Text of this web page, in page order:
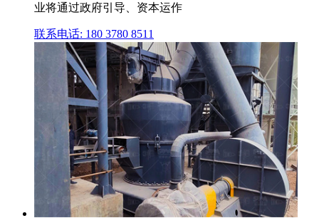
业将通过政府引导、资本运作
联系电话: 180 3780 8511